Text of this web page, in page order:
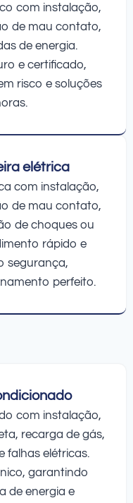
com instalação,
de mau contato,
de energia.
e certificado,
risco e soluções
elétrica
com instalação,
de mau contato,
de choques ou
rápido e
segurança,
perfeito.
com instalação,
recarga de gás,
falhas elétricas.
garantindo
de energia e